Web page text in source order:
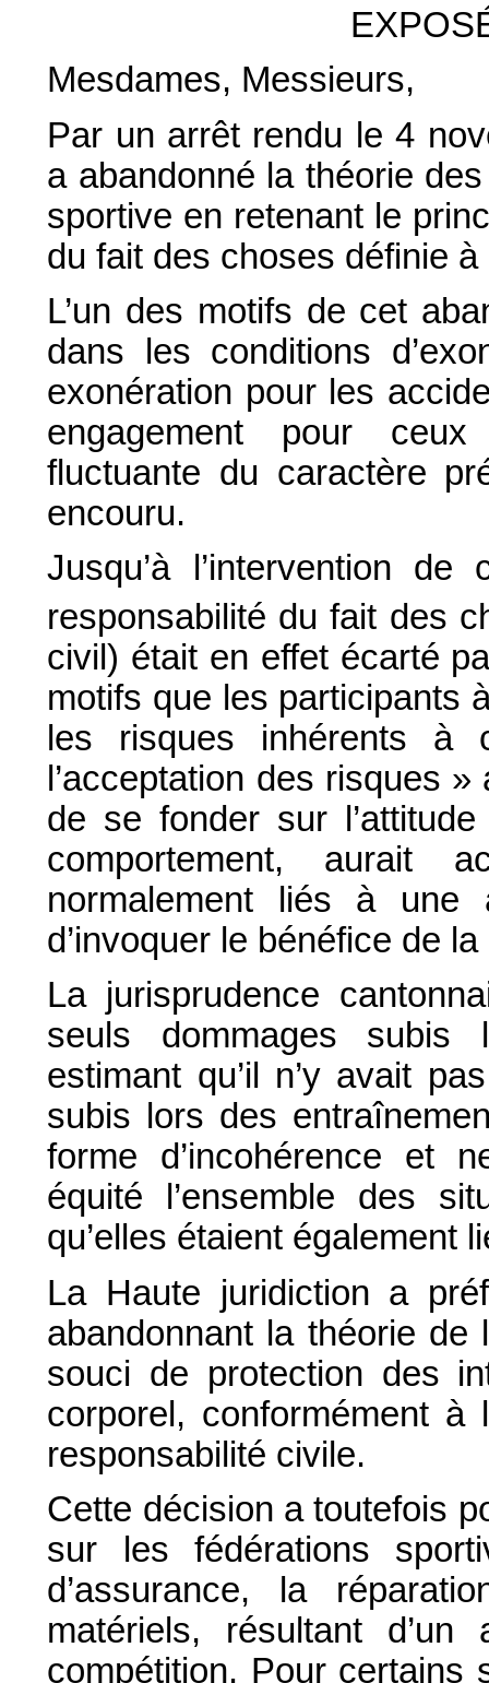
Mesdames, Messieurs,
Par un arrêt rendu le 4
a abandonné la théorie
sportive en retenant le
du fait des choses définie
L’un des motifs de cet
dans les conditions
exonération pour les
engagement pour
fluctuante du caractère
encouru.
Jusqu’à l’intervention
responsabilité du fait des
civil) était en effet écarté
motifs que les participants
les risques inhérents à
l’acceptation des risques
de se fonder sur
comportement, aurait
normalement liés à
d’invoquer le bénéfice de
La jurisprudence
seuls dommages subis
estimant qu’il n’y avait
subis lors des
forme d’incohérence et
équité l’ensemble des
qu’elles étaient également
La Haute juridiction a
abandonnant la théorie de
souci de protection des
corporel, conformément à
responsabilité civile.
Cette décision a toutefois
sur les fédérations
d’assurance, la
matériels, résultant
compétition. Pour certains